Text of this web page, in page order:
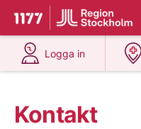
Till startsidan för 1177
Du har valt region
Logga in
på 1177.se
Kontakt